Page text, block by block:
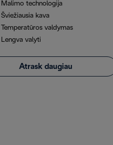
Malimo technologija
Šviežiausia kava
Temperatūros valdymas
Lengva valyti
Atrask daugiau